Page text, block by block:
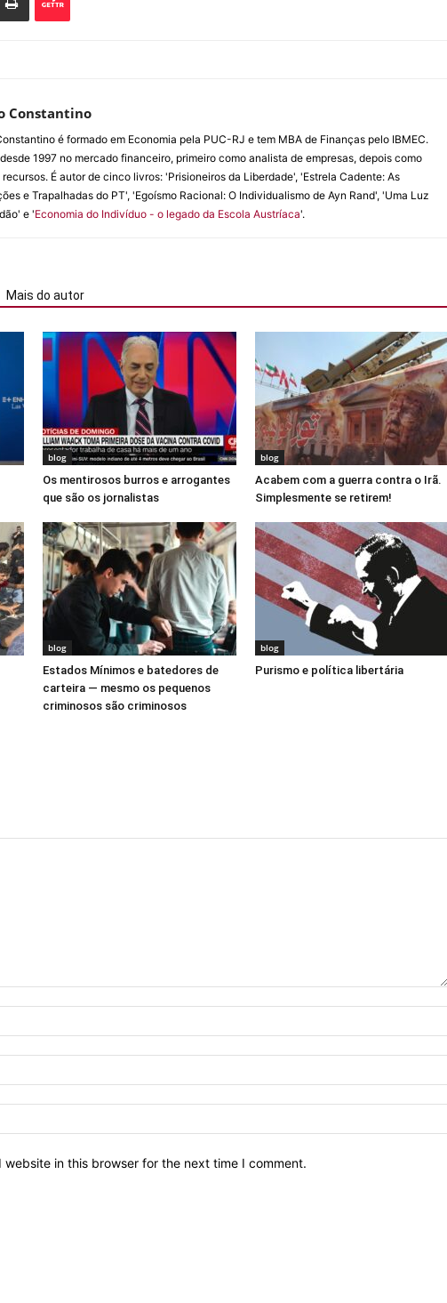
Constantino
é formado em Economia pela PUC-RJ e tem MBA de Finanças pelo IBMEC.
1997 no mercado financeiro, primeiro como analista de empresas, depois como
É autor de cinco livros: 'Prisioneiros da Liberdade', 'Estrela Cadente: As
e Trapalhadas do PT', 'Egoísmo Racional: O Individualismo de Ayn Rand', 'Uma Luz
e 'Economia do Indivíduo - o legado da Escola Austríaca'.
Mais do autor
blog
Os mentirosos burros e arrogantes
que são os jornalistas
blog
Acabem com a guerra contra o Irã.
Simplesmente se retirem!
blog
Estados Mínimos e batedores de
carteira — mesmo os pequenos
criminosos são criminosos
blog
Purismo e política libertária
website in this browser for the next time I comment.